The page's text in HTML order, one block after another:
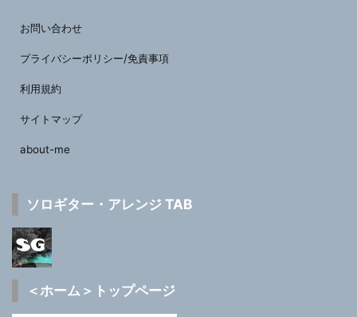
お問い合わせ
プライバシーポリシー/免責事項
利用規約
サイトマップ
about-me
ソロギター・アレンジ TAB
＜ホーム＞トップページ